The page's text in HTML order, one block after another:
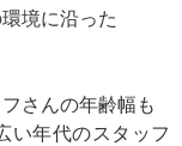
境に沿った
さんの年齢幅も
い年代のスタッフ